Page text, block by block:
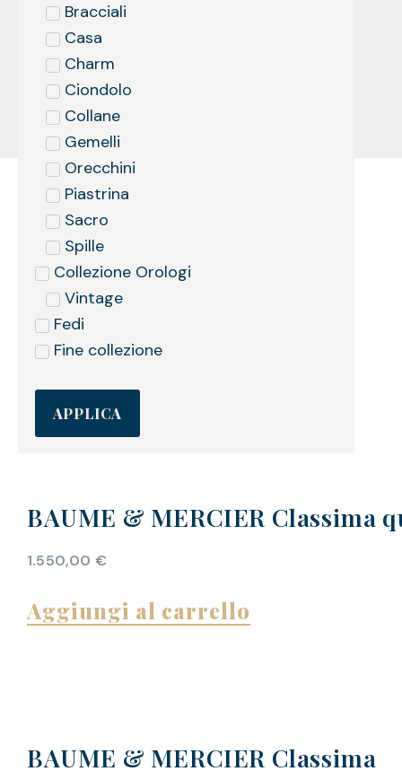
Bracciali
Casa
Charm
Ciondolo
Collane
Gemelli
Orecchini
Piastrina
Sacro
Spille
Collezione Orologi
Vintage
Fedi
Fine collezione
APPLICA
BAUME & MERCIER Classima
1.550,00 €
Aggiungi al carrello
BAUME & MERCIER Classima